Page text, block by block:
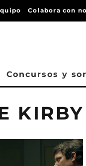
Colabora con
Concursos y
KIRBY